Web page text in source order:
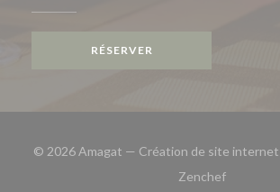
RÉSERVER
© 2026 Amagat — Création de site
Zenchef((ouvre